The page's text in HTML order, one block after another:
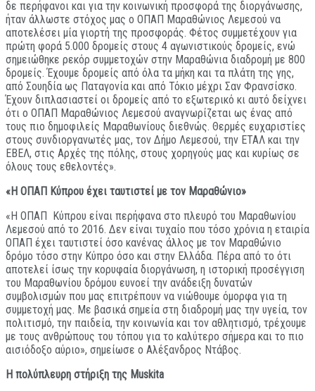
δε περήφανοι και για την κοινωνική προσφορά της διοργάνωσης,
ήταν άλλωστε στόχος μας ο ΟΠΑΠ Μαραθώνιος Λεμεσού να
αποτελέσει μία γιορτή της προσφοράς. Φέτος συμμετέχουν για
πρώτη φορά 5.000 δρομείς στους 4 αγωνιστικούς δρομείς, ενώ
σημειώθηκε ρεκόρ συμμετοχών στην Μαραθώνια διαδρομή με 800
δρομείς. Έχουμε δρομείς από όλα τα μήκη και τα πλάτη της γης,
από Σουηδία ως Παταγονία και από Τόκιο μέχρι Σαν Φρανσίσκο.
Έχουν διπλασιαστεί οι δρομείς από το εξωτερικό κι αυτό δείχνει
ότι ο ΟΠΑΠ Μαραθώνιος Λεμεσού αναγνωρίζεται ως ένας από
τους πιο δημοφιλείς Μαραθωνίους διεθνώς. Θερμές ευχαριστίες
στους συνδιοργανωτές μας, τον Δήμο Λεμεσού, την ΕΤΑΛ και την
ΕΒΕΛ, στις Αρχές της πόλης, στους χορηγούς μας και κυρίως σε
όλους τους εθελοντές».
«Η ΟΠΑΠ Κύπρου έχει ταυτιστεί με τον Μαραθώνιο»
«Η ΟΠΑΠ Κύπρου είναι περήφανα στο πλευρό του Μαραθωνίου
Λεμεσού από το 2016. Δεν είναι τυχαίο που τόσο χρόνια η εταιρία
ΟΠΑΠ έχει ταυτιστεί όσο κανένας άλλος με τον Μαραθώνιο
δρόμο τόσο στην Κύπρο όσο και στην Ελλάδα. Πέρα από το ότι
αποτελεί ίσως την κορυφαία διοργάνωση, η ιστορική προσέγγιση
του Μαραθωνίου δρόμου ευνοεί την ανάδειξη δυνατών
συμβολισμών που μας επιτρέπουν να νιώθουμε όμορφα για τη
συμμετοχή μας. Με βασικά σημεία στη διαδρομή μας την υγεία, τον
πολιτισμό, την παιδεία, την κοινωνία και τον αθλητισμό, τρέχουμε
με τους ανθρώπους του τόπου για το καλύτερο σήμερα και το πιο
αισιόδοξο αύριο», σημείωσε ο Αλέξανδρος Ντάβος.
Η πολύπλευρη στήριξη της Muskita